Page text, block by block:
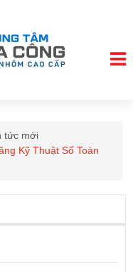
tức mới
Kỹ Thuật Số Toàn